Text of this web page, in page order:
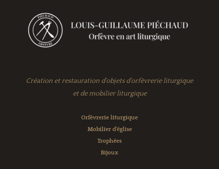
Création et restauration d'objets d'orfèvrerie liturgique
et de mobilier liturgique
Orfèvrerie liturgique
Mobilier d'église
Trophées
Bijoux